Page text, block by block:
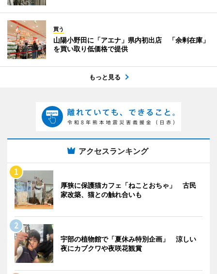
買う
山陽小野田に「アエナ」県内初出店 「余剰在庫」
を買い取り低価格で提供
もっと見る
アクセスランキング
厚狭に保護猫カフェ「ねことおちゃ」 古民
家改築、猫との触れ合いも
宇部の植物館で「夏休み特別企画」 涼しい
夜にカブクワや夜咲花観賞